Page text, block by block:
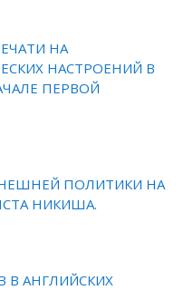
НА
НАСТРОЕНИЙ В
ПЕРВОЙ
ПОЛИТИКИ НА
НИКИША.
АНГЛИЙСКИХ